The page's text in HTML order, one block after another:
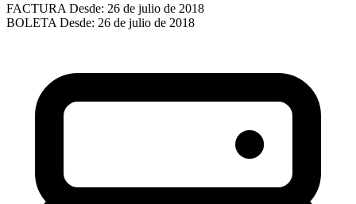
FACTURA Desde: 26 de julio de 2018
BOLETA Desde: 26 de julio de 2018